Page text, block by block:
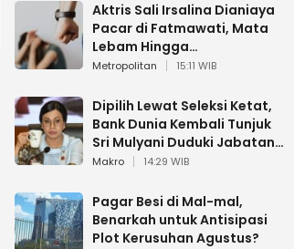
Aktris Sali Irsalina Dianiaya
Pacar di Fatmawati, Mata
Lebam Hingga
Diselamatkan Polantas
Metropolitan 15:11 WIB
Dipilih Lewat Seleksi Ketat,
Bank Dunia Kembali Tunjuk
Sri Mulyani Duduki Jabatan
Strategis
Makro 14:29 WIB
Pagar Besi di Mal-mal,
Benarkah untuk Antisipasi
Plot Kerusuhan Agustus?